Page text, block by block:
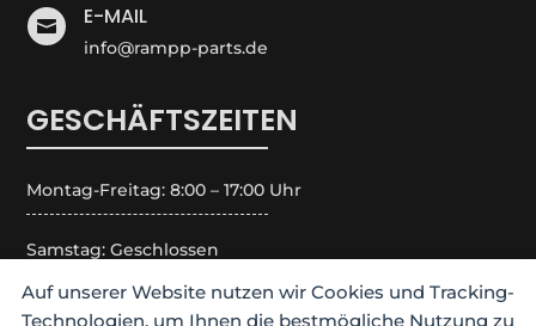
Auf unserer Website nutzen wir Cookies und Tracking-
Technologien, um Ihnen die bestmögliche Nutzung zu
 E-MAIL
info@rampp-parts.de
GESCHÄFTSZEITEN
Montag-Freitag: 8:00 – 17:00 Uhr
Samstag: Geschlossen
Sonntag: Geschlossen